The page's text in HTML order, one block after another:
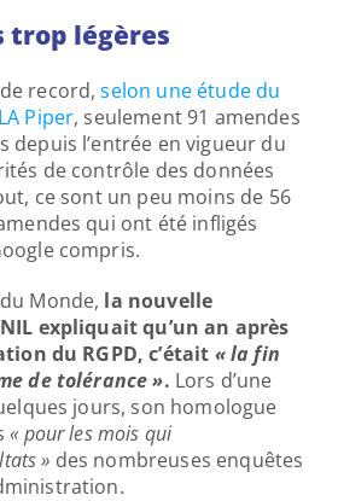
trop légères
record, selon une étude du
Piper, seulement 91 amendes
depuis l’entrée en vigueur du
de contrôle des données
ce sont un peu moins de 56
qui ont été infligés
compris.
Monde, la nouvelle
expliquait qu’un an après
du RGPD, c’était « la fin
de tolérance ». Lors d’une
jours, son homologue
« pour les mois qui
» des nombreuses enquêtes